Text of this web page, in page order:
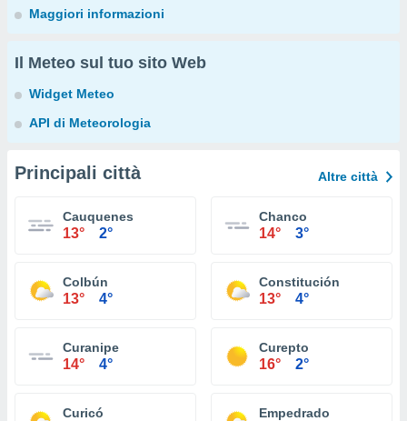
Maggiori informazioni
Il Meteo sul tuo sito Web
Widget Meteo
API di Meteorologia
Principali città Altre città
Cauquenes
13° 2°
Chanco
14° 3°
Colbún
13° 4°
Constitución
13° 4°
Curanipe
14° 4°
Curepto
16° 2°
Curicó Empedrado